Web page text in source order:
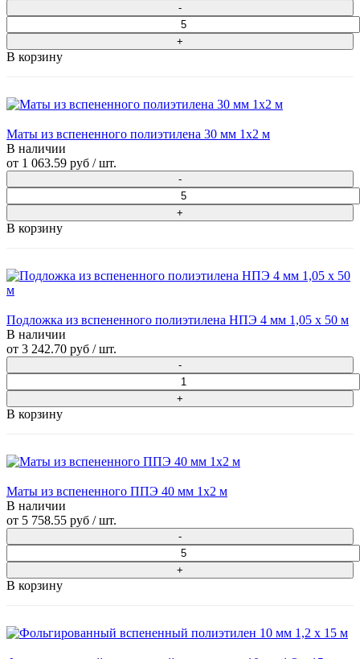
В корзину
Маты из вспененного полиэтилена 30 мм 1x2 м
В наличии
от 1 063.59 руб / шт.
В корзину
Подложка из вспененного полиэтилена НПЭ 4 мм 1,05 х 50 м
В наличии
от 3 242.70 руб / шт.
В корзину
Маты из вспененного ППЭ 40 мм 1x2 м
В наличии
от 5 758.55 руб / шт.
В корзину